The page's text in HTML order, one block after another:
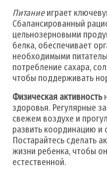
Питаниеиграет
Сбалансированный
цельнозерновыми
белка, обеспечивает
необходимыми
потребление сахара,
чтобы поддерживать
Физическая активность
здоровья. Регулярные
свежем воздухе и
развить координацию и
Постарайтесь сделать
жизни ребенка, чтобы
естественной.